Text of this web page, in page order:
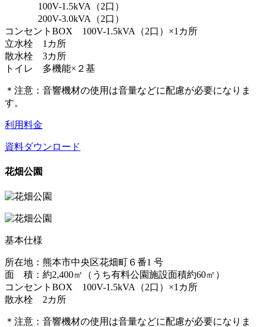
100V-1.5kVA（2口）
200V-3.0kVA（2口）
コンセントBOX 100V-1.5kVA（2口）×1カ所
立水栓 1カ所
散水栓 3カ所
トイレ 多機能×２基
＊注意：音響機材の使用は音量などに配慮が必要になりま
す。
利用料金
資料ダウンロード
花畑公園
基本仕様
所在地：熊本市中央区花畑町６番1 号
面 積：約2,400㎡（うち有料公園施設面積約60㎡）
コンセントBOX 100V-1.5kVA（2口）×1カ所
散水栓 2カ所
＊注意：音響機材の使用は音量などに配慮が必要になりま